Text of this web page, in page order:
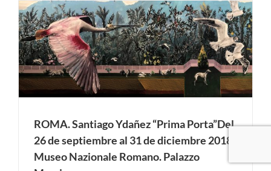
ROMA. Santiago Ydañez “Prima Porta”Del
26 de septiembre al 31 de diciembre 2018.
Museo Nazionale Romano. Palazzo